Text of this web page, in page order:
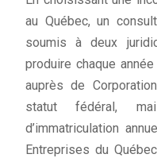
au Québec, un
soumis à deux
produire chaque
auprès de
statut fédéral,
d’immatriculation
Entreprises du